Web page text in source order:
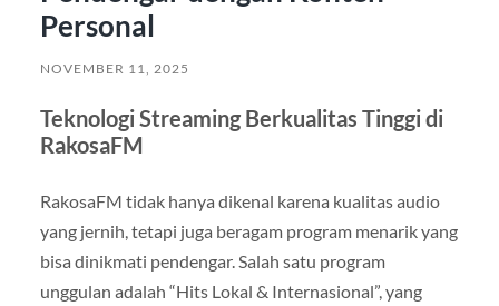
Personal
NOVEMBER 11, 2025
Teknologi Streaming Berkualitas Tinggi di
RakosaFM
RakosaFM tidak hanya dikenal karena kualitas audio
yang jernih, tetapi juga beragam program menarik yang
bisa dinikmati pendengar. Salah satu program
unggulan adalah “Hits Lokal & Internasional”, yang